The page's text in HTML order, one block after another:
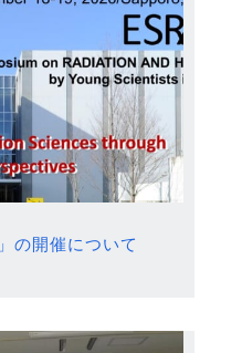
の開催について